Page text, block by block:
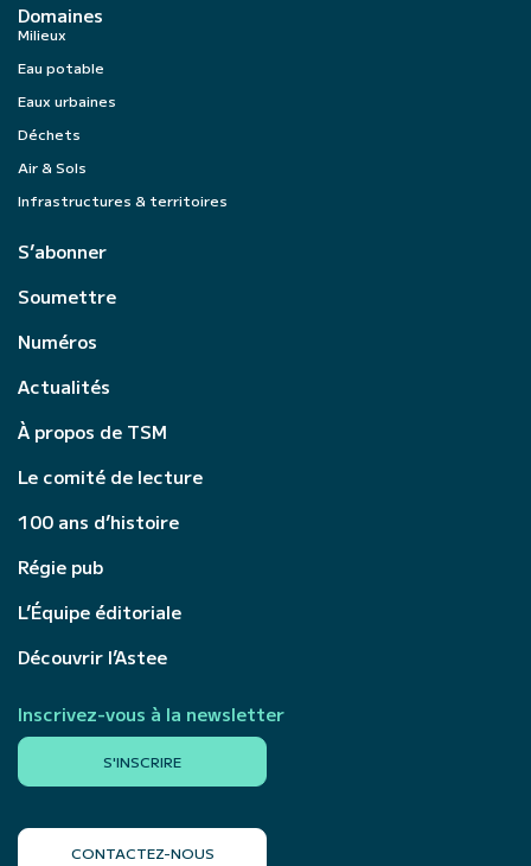
Domaines
Milieux
Eau potable
Eaux urbaines
Déchets
Air & Sols
Infrastructures & territoires
S’abonner
Soumettre
Numéros
Actualités
À propos de TSM
Le comité de lecture
100 ans d’histoire
Régie pub
L’Équipe éditoriale
Découvrir l’Astee
Inscrivez-vous à la newsletter
S'INSCRIRE
CONTACTEZ-NOUS